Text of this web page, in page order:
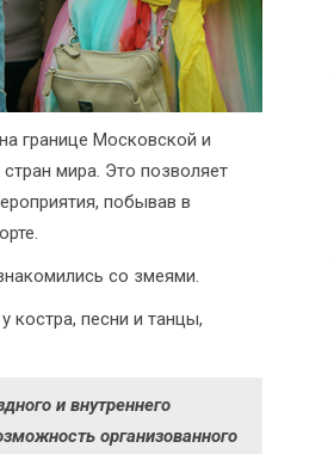
границе Московской и
мира. Это позволяет
побывав в
со змеями.
костра, песни и танцы,
и внутреннего
организованного